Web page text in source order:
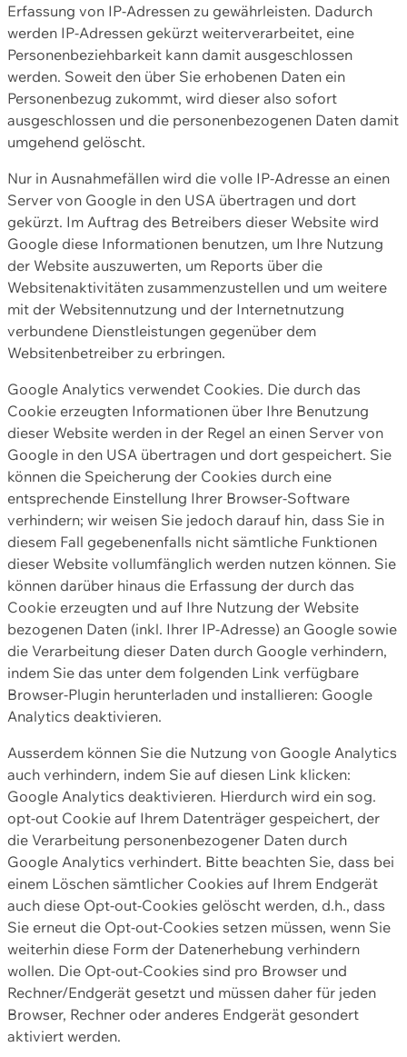
Erfassung von IP-Adressen zu gewährleisten. Dadurch
werden IP-Adressen gekürzt weiterverarbeitet, eine
Personenbeziehbarkeit kann damit ausgeschlossen
werden. Soweit den über Sie erhobenen Daten ein
Personenbezug zukommt, wird dieser also sofort
ausgeschlossen und die personenbezogenen Daten damit
umgehend gelöscht.
Nur in Ausnahmefällen wird die volle IP-Adresse an einen
Server von Google in den USA übertragen und dort
gekürzt. Im Auftrag des Betreibers dieser Website wird
Google diese Informationen benutzen, um Ihre Nutzung
der Website auszuwerten, um Reports über die
Websitenaktivitäten zusammenzustellen und um weitere
mit der Websitennutzung und der Internetnutzung
verbundene Dienstleistungen gegenüber dem
Websitenbetreiber zu erbringen.
Google Analytics verwendet Cookies. Die durch das
Cookie erzeugten Informationen über Ihre Benutzung
dieser Website werden in der Regel an einen Server von
Google in den USA übertragen und dort gespeichert. Sie
können die Speicherung der Cookies durch eine
entsprechende Einstellung Ihrer Browser-Software
verhindern; wir weisen Sie jedoch darauf hin, dass Sie in
diesem Fall gegebenenfalls nicht sämtliche Funktionen
dieser Website vollumfänglich werden nutzen können. Sie
können darüber hinaus die Erfassung der durch das
Cookie erzeugten und auf Ihre Nutzung der Website
bezogenen Daten (inkl. Ihrer IP-Adresse) an Google sowie
die Verarbeitung dieser Daten durch Google verhindern,
indem Sie das unter dem folgenden Link verfügbare
Browser-Plugin herunterladen und installieren: Google
Analytics deaktivieren.
Ausserdem können Sie die Nutzung von Google Analytics
auch verhindern, indem Sie auf diesen Link klicken:
Google Analytics deaktivieren. Hierdurch wird ein sog.
opt-out Cookie auf Ihrem Datenträger gespeichert, der
die Verarbeitung personenbezogener Daten durch
Google Analytics verhindert. Bitte beachten Sie, dass bei
einem Löschen sämtlicher Cookies auf Ihrem Endgerät
auch diese Opt-out-Cookies gelöscht werden, d.h., dass
Sie erneut die Opt-out-Cookies setzen müssen, wenn Sie
weiterhin diese Form der Datenerhebung verhindern
wollen. Die Opt-out-Cookies sind pro Browser und
Rechner/Endgerät gesetzt und müssen daher für jeden
Browser, Rechner oder anderes Endgerät gesondert
aktiviert werden.